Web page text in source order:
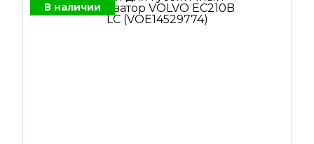
В наличии